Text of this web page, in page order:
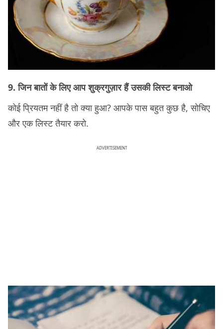
9. जिन बातों के लिए आप शुक्रगुज़ार हैं उसकी लिस्ट बनाओ
कोई प्रियतम नहीं है तो क्या हुआ? आपके पास बहुत कुछ है, सोचिए
और एक लिस्ट तैयार करो.
ADVERTISEMENT